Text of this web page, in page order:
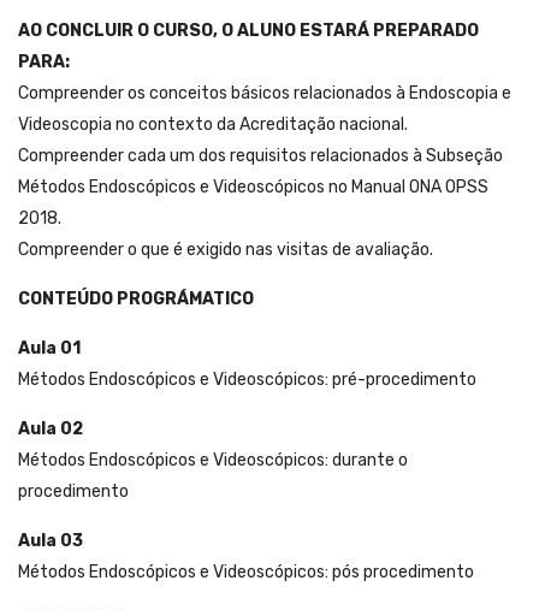
AO CONCLUIR O CURSO, O ALUNO ESTARÁ PREPARADO
PARA:
Compreender os conceitos básicos relacionados à Endoscopia e
Videoscopia no contexto da Acreditação nacional.
Compreender cada um dos requisitos relacionados à Subseção
Métodos Endoscópicos e Videoscópicos no Manual ONA OPSS
2018.
Compreender o que é exigido nas visitas de avaliação.
CONTEÚDO PROGRÁMATICO
Aula 01
Métodos Endoscópicos e Videoscópicos: pré-procedimento
Aula 02
Métodos Endoscópicos e Videoscópicos: durante o
procedimento
Aula 03
Métodos Endoscópicos e Videoscópicos: pós procedimento